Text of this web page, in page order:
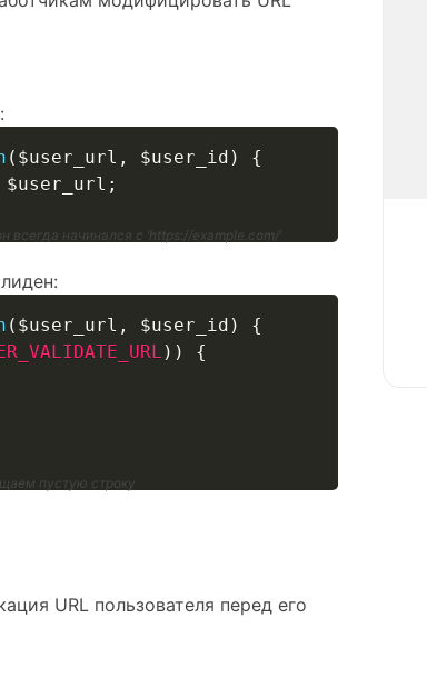
( $user_url , $user_id )
{
$user_url ;
начинался с ‘https://example.com/’
( $user_url , $user_id )
{
) )
{
пустую строку
URL пользователя перед его